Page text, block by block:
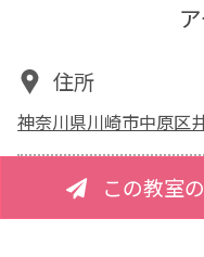
住所
神奈川県川崎市中原区
この教室